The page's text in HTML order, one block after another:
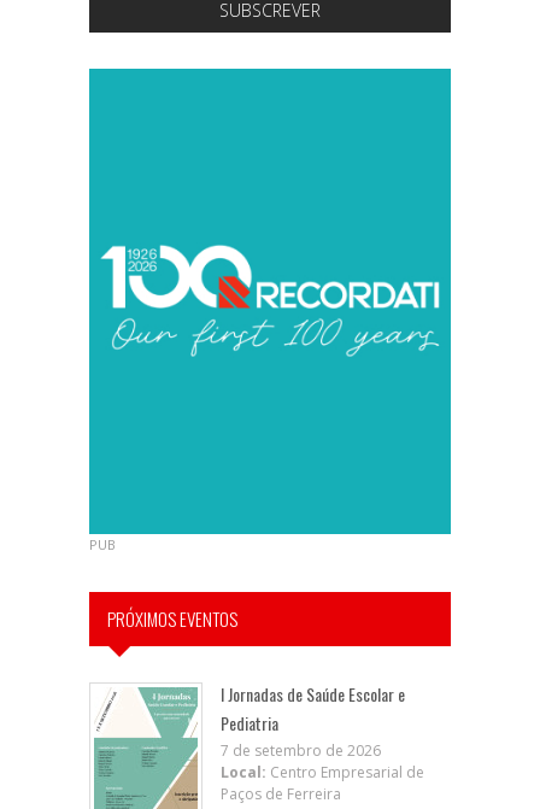
SUBSCREVER
PUB
PRÓXIMOS EVENTOS
I Jornadas de Saúde Escolar e
Pediatria
7 de setembro de 2026
Local: Centro Empresarial de
Paços de Ferreira